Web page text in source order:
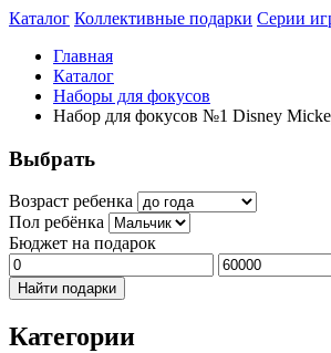
Каталог Коллективные подарки Серии
Главная
Каталог
Наборы для фокусов
Набор для фокусов №1 Disney
Выбрать
Возраст ребенка
Пол ребёнка
Бюджет на подарок
Найти подарки
Категории